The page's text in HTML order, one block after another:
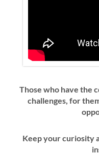
Those who have the
challenges, for
Keep your curiosity